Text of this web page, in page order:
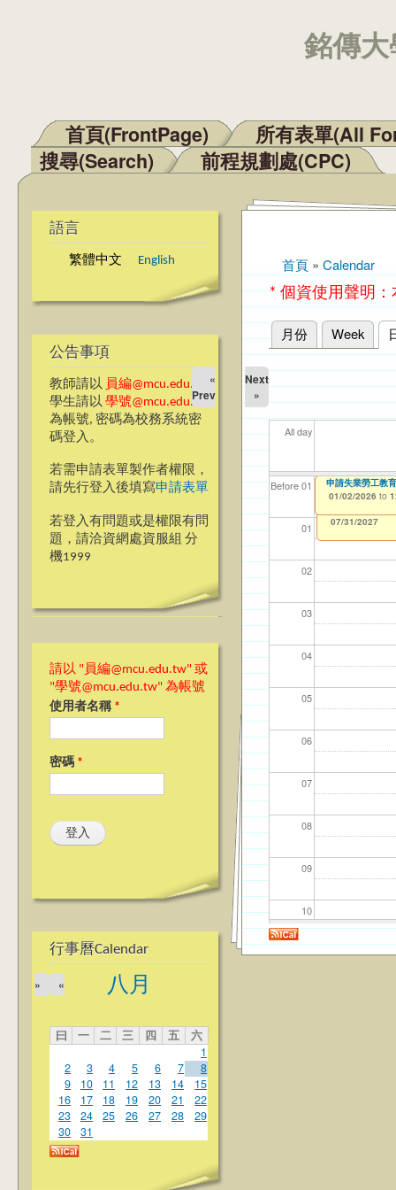
銘傳
主選單
首頁(FrontPage)
所有表單(All
搜尋(Search)
前程規劃處(CPC)
語言
繁體中文 English
公告事項
教師請以 員編@mcu.edu.tw
學生請以 學號@mcu.edu.tw
為帳號, 密碼為校務系統密
碼登入。
若需申請表單製作者權限，
請先行登入後填寫申請表單
若登入有問題或是權限有問
題，請洽資網處資服組 分
機1999
請以 "員編@mcu.edu.tw" 或
"學號@mcu.edu.tw" 為帳號
使用者名稱 *
密碼 *
行事曆Calendar
八月
«
»
曰 一 二 三 四 五
六
1
2
3 4 5 6 7
8
9
10 11 12 13 14
15
16
17 18 19 20 21
22
23
24 25 26 27 28
29
30
31
您在這裡
首頁 » Calendar
* 個資使用聲明
主要索引標籤
月份 Week
«
Prev
Next
»
All day
Before 01
01
02
03
04
05
06
07
08
09
10
11
【資網處】
整合系統～表單
12/31/2027
【財務處】工讀
11/12/2021 to
【財務處】漏打
錄
07/31/2027
114
04/
114
02/
114
03/
【學
07/
教務
11/
115學年第1學期
01/01/2026 to
申請失業勞工教
01/02/2026 to